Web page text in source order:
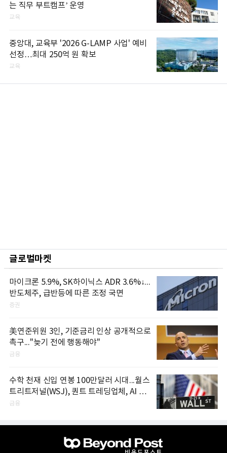
는 직무 부트캠프’ 운영
교육
중앙대, 교육부 '2026 G-LAMP 사업' 예비
선정…최대 250억 원 확보
교육
글로벌마켓
마이크론 5.9%, SK하이닉스 ADR 3.6%↓...
반도체주, 급반등에 따른 조정 국면
증권
美연준위원 3인, 기준금리 인상 공개적으로
촉구..."늦기 전에 행동해야"
금융
수학 천재 신입 연봉 100만달러 시대...월스
트리트저널(WSJ), 퀀트 트레딩업체, AI 기
업들 인재 확보 경쟁
금융